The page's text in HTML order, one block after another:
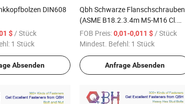
DIN608
$/ Stück
1 Stück
Absenden
Qbh Schwarze Flanschschrauben
(ASME B18.2.3.4m M5-M16 Cl.
10.9)
FOB Preis:0,01-0,011 $/ Stück
Mindest. Befehl: 1 Stück
Anfrage Absenden